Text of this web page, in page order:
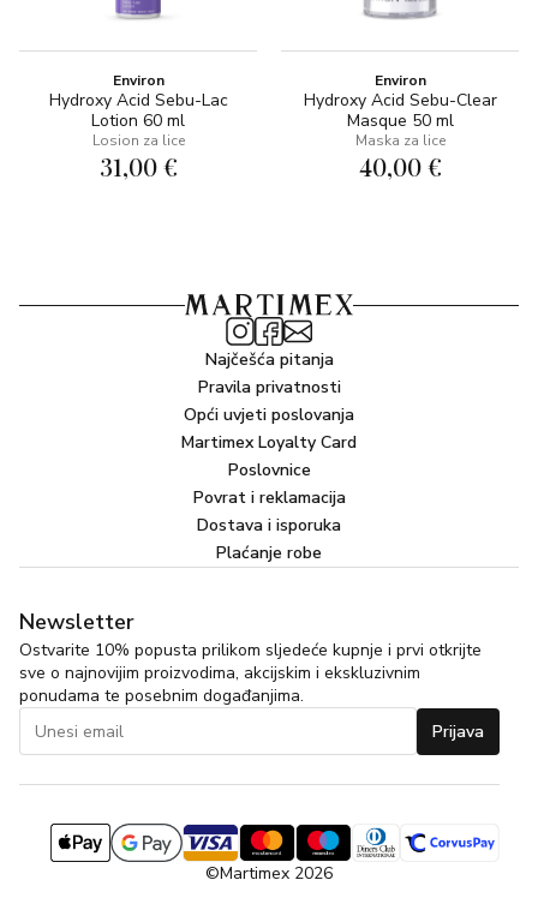
Environ
Hydroxy Acid Sebu-Lac
Lotion 60 ml
Losion za lice
31,00 €
Environ
Hydroxy Acid Sebu-Clear
Masque 50 ml
Maska za lice
40,00 €
Najčešća pitanja
Pravila privatnosti
Opći uvjeti poslovanja
Martimex Loyalty Card
Poslovnice
Povrat i reklamacija
Dostava i isporuka
Plaćanje robe
Newsletter
Ostvarite 10% popusta prilikom sljedeće kupnje i prvi otkrijte
sve o najnovijim proizvodima, akcijskim i ekskluzivnim
ponudama te posebnim događanjima.
Prijava
©Martimex 2026